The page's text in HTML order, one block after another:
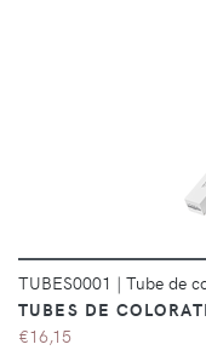
TUBES0001 | Tube de
TUBES DE
€16,15